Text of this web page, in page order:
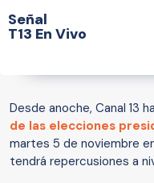
Señal
T13 En Vivo
Desde anoche, Canal 13
de las elecciones
martes 5 de noviembre
tendrá repercusiones a